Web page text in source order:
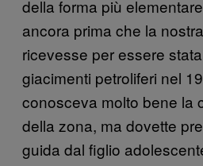
della forma più
ancora prima che la
ricevesse per essere
giacimenti petroliferi nel
conosceva molto bene la
della zona, ma dovette
guida dal figlio